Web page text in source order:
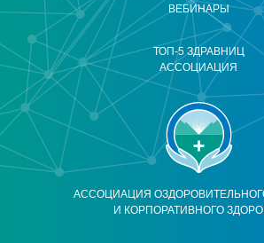
АССОЦИАЦИЯ
И КОРПОРАТИВНОГО
ВЕБИНАРЫ
ТОП-5 ЗДРАВНИЦ
АССОЦИАЦИЯ